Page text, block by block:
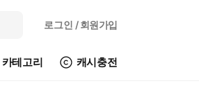
로그인 / 회원가입
카테고리 캐시충전